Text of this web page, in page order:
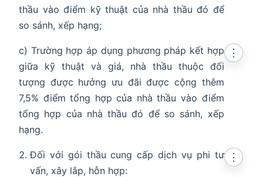
thầu vào điểm kỹ thuật của nhà thầu đó để
so sánh, xếp hạng;
c) Trường hợp áp dụng phương pháp kết hợp
giữa kỹ thuật và giá, nhà thầu thuộc đối
tượng được hưởng ưu đãi được cộng thêm
7,5% điểm tổng hợp của nhà thầu vào điểm
tổng hợp của nhà thầu đó để so sánh, xếp
hạng.
⋮
Đối với gói thầu cung cấp dịch vụ phi tư
vấn, xây lắp, hỗn hợp:
⋮